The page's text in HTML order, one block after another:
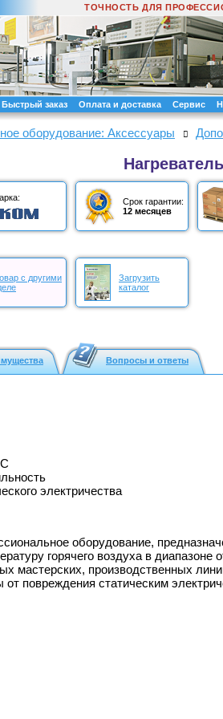
ТОЧНОСТЬ ДЛЯ
Быстрый заказ Оплата и доставка Сервис
оборудование: Аксессуары
Срок гарантии:
12 месяцев
с другими
Загрузить
каталог
Вопросы и ответы
электричества
оборудование,
горячего воздуха в
мастерских, производственных
повреждения статическим